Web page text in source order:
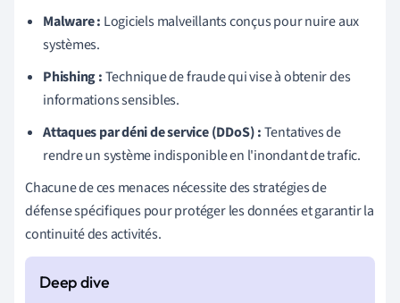
Malware : Logiciels malveillants conçus pour nuire aux
systèmes.
Phishing :Technique de fraude qui vise à obtenir des
informations sensibles.
Attaques par déni de service (DDoS) :Tentatives de
rendre un système indisponible en l'inondant de trafic.
Chacune de ces menaces nécessite des stratégies de
défense spécifiques pour protéger les données et garantir la
continuité des activités.